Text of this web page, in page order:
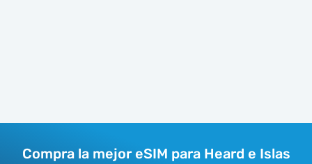
Compra la mejor eSIM para Heard e Islas